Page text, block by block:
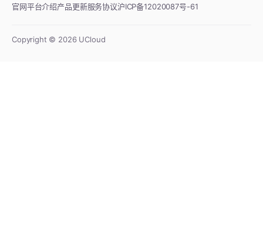
官网平台介绍产品更新服务协议沪ICP备12020087号-61
Copyright © 2026UCloud